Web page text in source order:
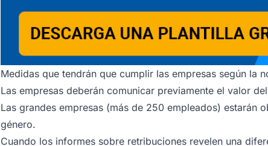
Medidas que tendrán que cumplir las empresas según la
Las empresas deberán comunicar previamente el valor
Las grandes empresas (más de 250 empleados) estarán
género.
Cuando los informes sobre retribuciones revelen una